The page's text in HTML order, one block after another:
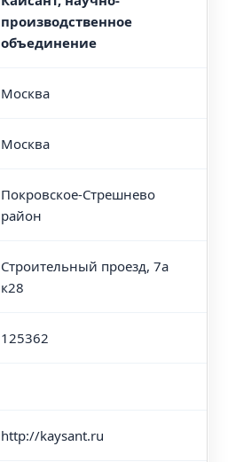
производственное
объединение
Москва
Москва
Покровское-Стрешнево
район
Строительный проезд, 7а
к28
125362
http://kaysant.ru